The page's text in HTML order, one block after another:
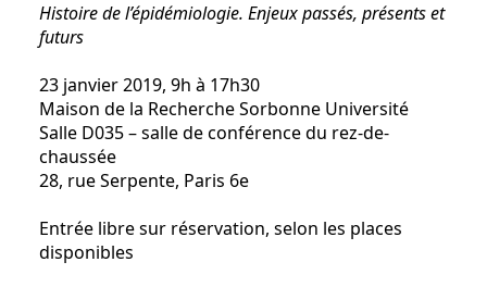
Histoire de l’épidémiologie. Enjeux passés, présents et
futurs
23 janvier 2019, 9h à 17h30
Maison de la Recherche Sorbonne Université
Salle D035 – salle de conférence du rez-de-
chaussée
28, rue Serpente, Paris 6e
Entrée libre sur réservation, selon les places
disponibles